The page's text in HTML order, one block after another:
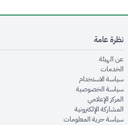
نظرة عامة
عن الهيئةopens in new window
الخدماتopens in new window
سياسة الاستخدام
سياسة الخصوصيةopens in new window
المركز الإعلاميopens in new window
المشاركة الإلكترونيةopens in new window
سياسة حرية المعلوماتopens in new window